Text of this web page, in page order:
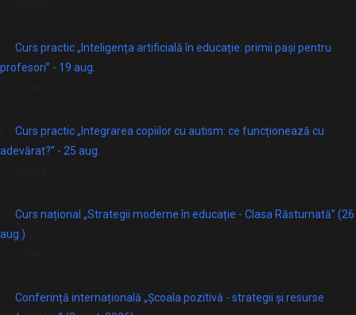
Curs practic „Inteligența artificială în educație: primii pași pentru
profesori” - 19 aug.
Curs practic „Integrarea copiilor cu autism: ce funcționează cu
adevărat?” - 25 aug.
Curs național „Strategii moderne în educație - Clasa Răsturnată” (26
aug.)
Conferință internațională „Școala pozitivă - strategii și resurse